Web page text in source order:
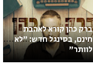
ברק כהן קורא לאהבת
חינם, בסינגל חדש: "לא
לוותר"